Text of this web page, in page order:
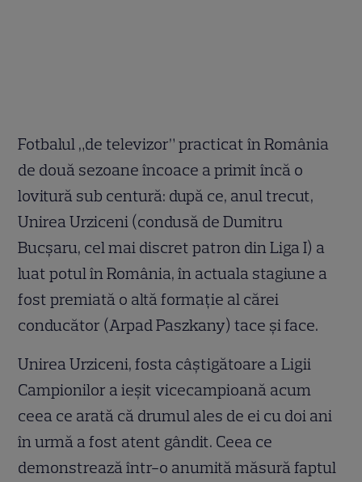
Fotbalul „de televizor” practicat în România
de două sezoane încoace a primit încă o
lovitură sub centură: după ce, anul trecut,
Unirea Urziceni (condusă de Dumitru
Bucşaru, cel mai discret patron din Liga I) a
luat potul în România, în actuala stagiune a
fost premiată o altă formaţie al cărei
conducător (Arpad Paszkany) tace şi face.
Unirea Urziceni, fosta câştigătoare a Ligii
Campionilor a ieşit vicecampioană acum
ceea ce arată că drumul ales de ei cu doi ani
în urmă a fost atent gândit. Ceea ce
demonstrează într-o anumită măsură faptul